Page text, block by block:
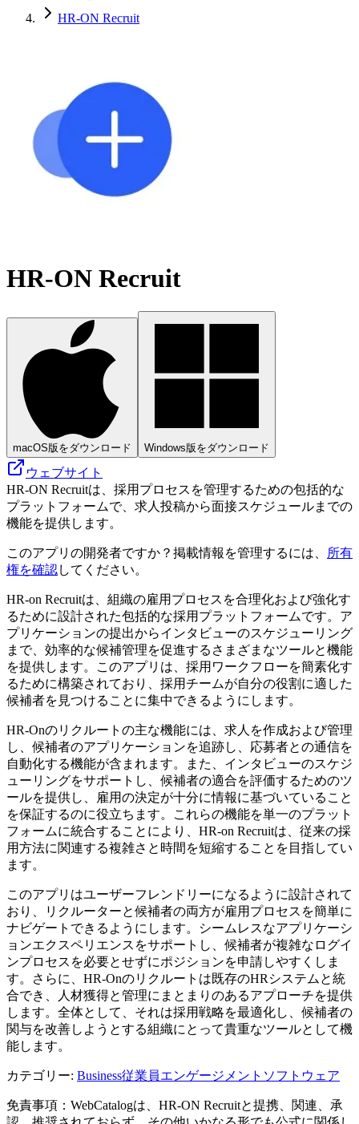
HR-ON Recruit
HR-ON Recruit
macOS版をダウンロード Windows版をダウンロード
ウェブサイト
HR-ON Recruitは、採用プロセスを管理するための包括的な
プラットフォームで、求人投稿から面接スケジュールまでの
機能を提供します。
このアプリの開発者ですか？掲載情報を管理するには、
所有
権を確認してください。
HR-on Recruitは、組織の雇用プロセスを合理化および強化す
るために設計された包括的な採用プラットフォームです。ア
プリケーションの提出からインタビューのスケジューリング
まで、効率的な候補管理を促進するさまざまなツールと機能
を提供します。このアプリは、採用ワークフローを簡素化す
るために構築されており、採用チームが自分の役割に適した
候補者を見つけることに集中できるようにします。
HR-Onのリクルートの主な機能には、求人を作成および管理
し、候補者のアプリケーションを追跡し、応募者との通信を
自動化する機能が含まれます。また、インタビューのスケジ
ューリングをサポートし、候補者の適合を評価するためのツ
ールを提供し、雇用の決定が十分に情報に基づいていること
を保証するのに役立ちます。これらの機能を単一のプラット
フォームに統合することにより、HR-on Recruitは、従来の採
用方法に関連する複雑さと時間を短縮することを目指してい
ます。
このアプリはユーザーフレンドリーになるように設計されて
おり、リクルーターと候補者の両方が雇用プロセスを簡単に
ナビゲートできるようにします。シームレスなアプリケーシ
ョンエクスペリエンスをサポートし、候補者が複雑なログイ
ンプロセスを必要とせずにポジションを申請しやすくしま
す。さらに、HR-Onのリクルートは既存のHRシステムと統
合でき、人材獲得と管理にまとまりのあるアプローチを提供
します。全体として、それは採用戦略を最適化し、候補者の
関与を改善しようとする組織にとって貴重なツールとして機
能します。
カテゴリー: Business従業員エンゲージメントソフトウェア
免責事項：WebCatalogは、HR-ON Recruitと提携、関連、承